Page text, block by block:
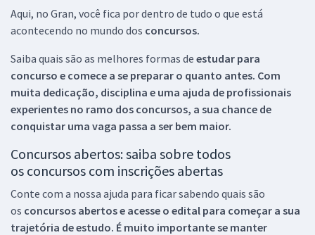
Aqui, no Gran, você fica por dentro de tudo o que está
acontecendo no mundo dos concursos.
Saiba quais são as melhores formas de estudar para
concurso e comece a se preparar o quanto antes. Com
muita dedicação, disciplina e uma ajuda de profissionais
experientes no ramo dos concursos, a sua chance de
conquistar uma vaga passa a ser bem maior.
Concursos abertos: saiba sobre todos
os concursos com inscrições abertas
Conte com a nossa ajuda para ficar sabendo quais são
os concursos abertos e acesse o edital para começar a sua
trajetória de estudo. É muito importante se manter